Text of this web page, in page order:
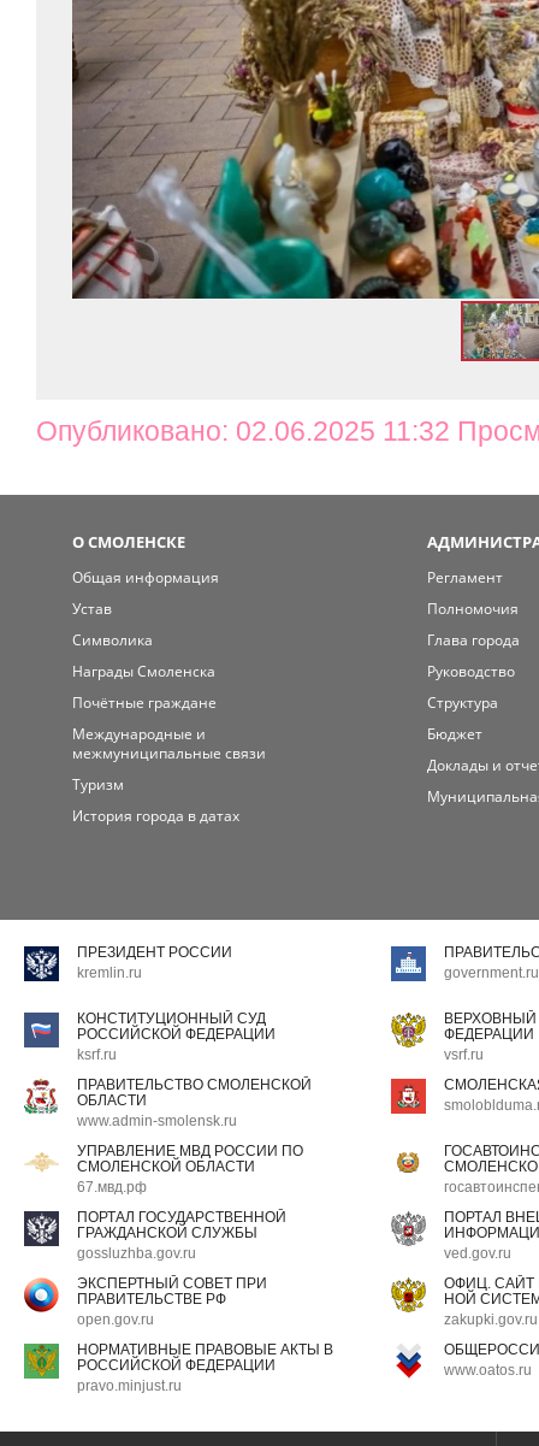
Опубликовано: 02.06.2025 11:32
О СМОЛЕНСКЕ
Общая информация
Устав
Символика
Награды Смоленска
Почётные граждане
Международные и
межмуниципальные связи
Туризм
История города в датах
Регламент
Полномочия
Глава города
Руководство
Структура
Бюджет
Доклады и
ПРЕЗИДЕНТ РОССИИ
kremlin.ru
government.ru
КОНСТИТУЦИОННЫЙ СУД
РОССИЙСКОЙ ФЕДЕРАЦИИ
ksrf.ru
ФЕДЕРАЦИИ
vsrf.ru
ПРАВИТЕЛЬСТВО СМОЛЕНСКОЙ
ОБЛАСТИ
www.admin-smolensk.ru
УПРАВЛЕНИЕ МВД РОССИИ ПО
СМОЛЕНСКОЙ ОБЛАСТИ
67.мвд.рф
ПОРТАЛ ГОСУДАРСТВЕННОЙ
ГРАЖДАНСКОЙ СЛУЖБЫ
gossluzhba.gov.ru
ПОРТАЛ
ved.gov.ru
ЭКСПЕРТНЫЙ СОВЕТ ПРИ
ПРАВИТЕЛЬСТВЕ РФ
open.gov.ru
ОФИЦ.
НОЙ
zakupki.gov.ru
НОРМАТИВНЫЕ ПРАВОВЫЕ АКТЫ В
РОССИЙСКОЙ ФЕДЕРАЦИИ
pravo.minjust.ru
www.oatos.ru